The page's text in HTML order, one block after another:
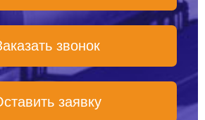
звонок
заявку